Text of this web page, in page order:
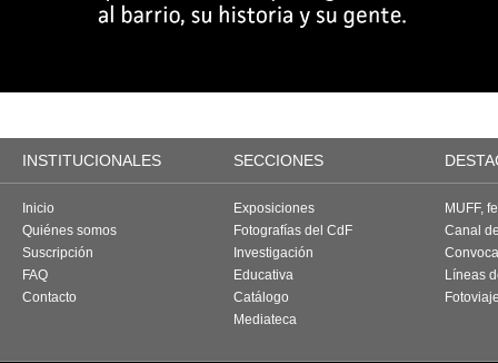
INSTITUCIONALES SECCIONES
Inicio
Quiénes somos
Suscripción
FAQ
Contacto
Exposiciones
Fotografías del CdF
Investigación
Educativa
Catálogo
Mediateca
MUFF,
Canal
Líneas